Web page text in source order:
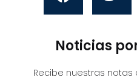
Noticias
Recibe nuestras notas